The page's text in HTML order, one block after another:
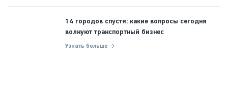
14 городов спустя: какие вопросы сегодня
волнуют транспортный бизнес
Узнать больше →